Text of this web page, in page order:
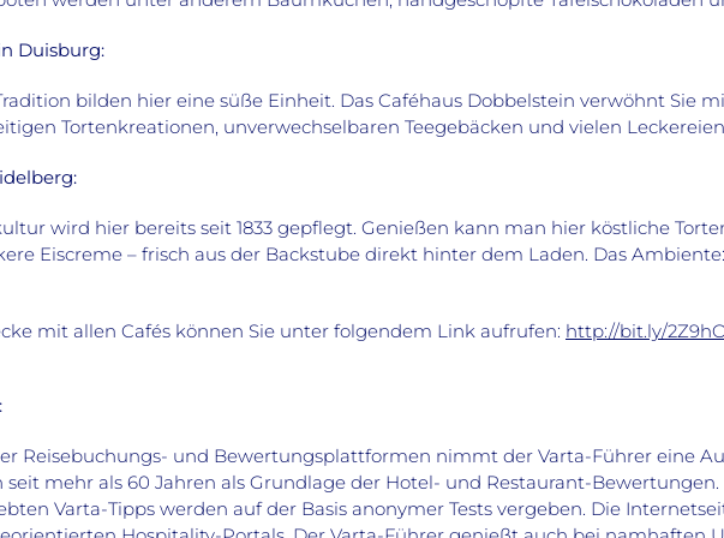
Duisburg:
bilden hier eine süße Einheit. Das Caféhaus Dobbelstein verwöhnt Sie
Tortenkreationen, unverwechselbaren Teegebäcken und vielen
wird hier bereits seit 1833 gepflegt. Genießen kann man hier köstliche
Eiscreme – frisch aus der Backstube direkt hinter dem Laden. Das
mit allen Cafés können Sie unter folgendem Link aufrufen: http://bit.ly/
Reisebuchungs- und Bewertungsplattformen nimmt der Varta-Führer eine
mehr als 60 Jahren als Grundlage der Hotel- und Restaurant-Bewertungen.
Varta-Tipps werden auf der Basis anonymer Tests vergeben. Die